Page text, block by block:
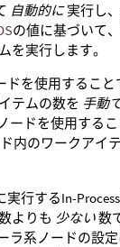
自動的に実行し
の値に基づいて
を実行します。
ドを使用するこ
テムの数を 手動
ードを使用する
内のワークアイ
行するIn-
よりも 少ない数
ラ系ノードの設